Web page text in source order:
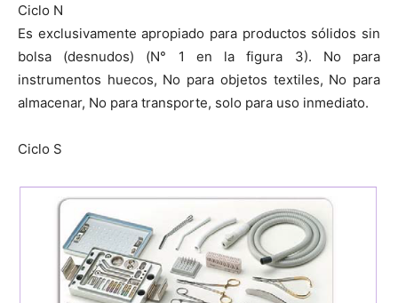
Ciclo N
Es exclusivamente apropiado para productos sólidos sin
bolsa (desnudos) (N° 1 en la figura 3). No para
instrumentos huecos, No para objetos textiles, No para
almacenar, No para transporte, solo para uso inmediato.
Ciclo S